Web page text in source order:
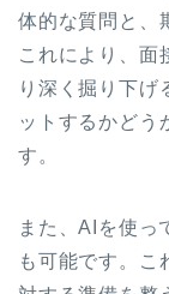
体的な質問と、
これにより、面
り深く掘り下げ
ットするかどう
す。
また、AIを使っ
も可能です。こ